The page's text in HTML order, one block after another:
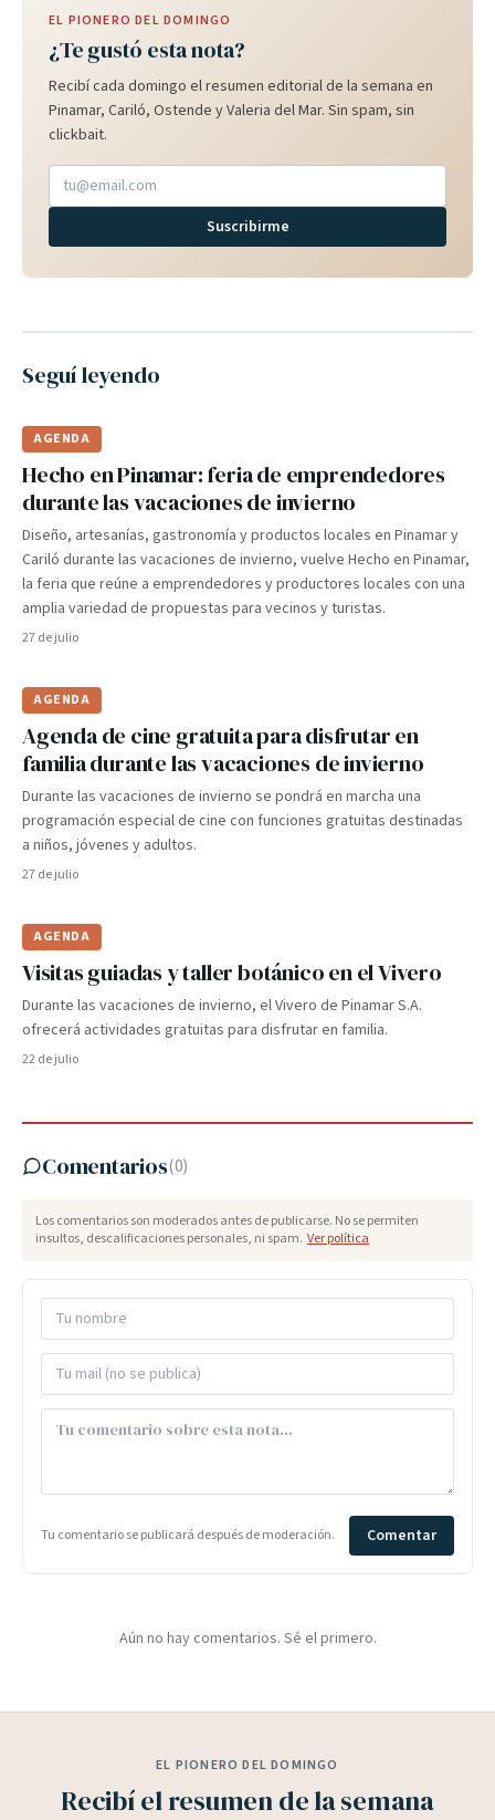
EL PIONERO DEL DOMINGO
¿Te gustó esta nota?
Recibí cada domingo el resumen editorial de la semana en
Pinamar, Cariló, Ostende y Valeria del Mar. Sin spam, sin
clickbait.
Suscribirme
Seguí leyendo
AGENDA
Hecho en Pinamar: feria de emprendedores
durante las vacaciones de invierno
Diseño, artesanías, gastronomía y productos locales en Pinamar y
Cariló durante las vacaciones de invierno, vuelve Hecho en Pinamar,
la feria que reúne a emprendedores y productores locales con una
amplia variedad de propuestas para vecinos y turistas.
27 de julio
AGENDA
Agenda de cine gratuita para disfrutar en
familia durante las vacaciones de invierno
Durante las vacaciones de invierno se pondrá en marcha una
programación especial de cine con funciones gratuitas destinadas
a niños, jóvenes y adultos.
27 de julio
AGENDA
Visitas guiadas y taller botánico en el Vivero
Durante las vacaciones de invierno, el Vivero de Pinamar S.A.
ofrecerá actividades gratuitas para disfrutar en familia.
22 de julio
Comentarios(0)
Los comentarios son moderados antes de publicarse. No se permiten
insultos, descalificaciones personales, ni spam. Ver política
Tu comentario se publicará después de moderación. Comentar
Aún no hay comentarios. Sé el primero.
EL PIONERO DEL DOMINGO
Recibí el resumen de la semana